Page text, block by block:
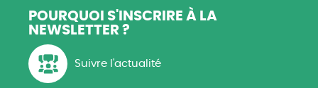
POURQUOI S'INSCRIRE À LA
NEWSLETTER ?
Suivre l'actualité